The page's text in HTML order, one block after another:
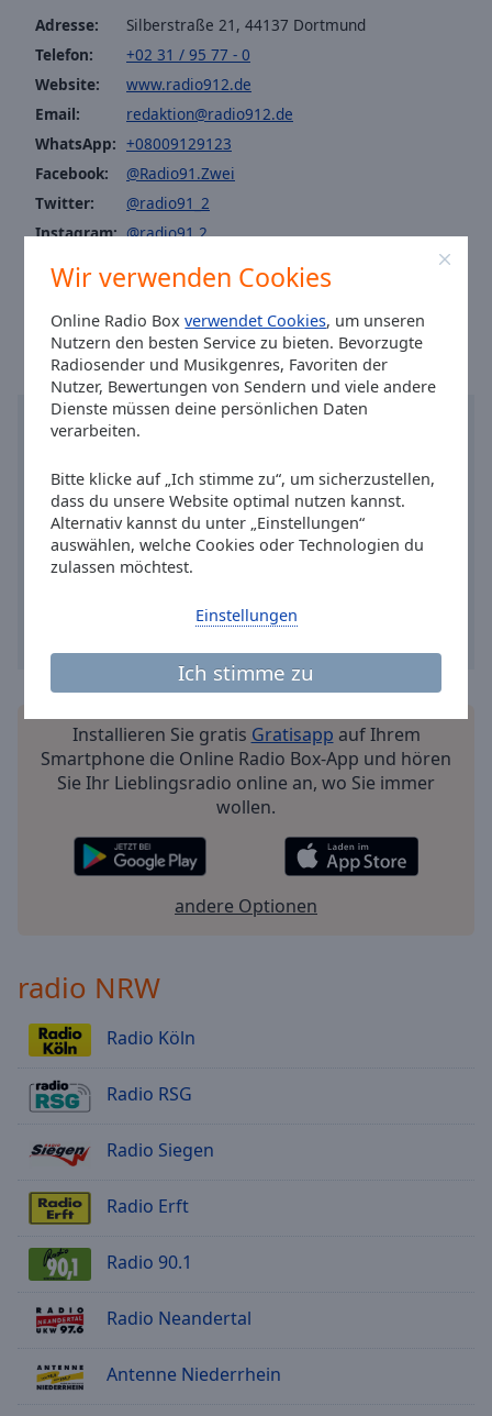
Wir verwenden Cookies
Online Radio Boxverwendet Cookies, um unseren
Nutzern den besten Service zu bieten. Bevorzugte
Radiosender und Musikgenres, Favoriten der
Nutzer, Bewertungen von Sendern und viele andere
Dienste müssen deine persönlichen Daten
verarbeiten.
Bitte klicke auf „Ich stimme zu“, um sicherzustellen,
dass du unsere Website optimal nutzen kannst.
Alternativ kannst du unter „Einstellungen“
auswählen, welche Cookies oder Technologien du
zulassen möchtest.
Ich stimme zu
Einstellungen
Done
Close
Dialog
dialog
window.
Adresse:
Silberstraße 21, 44137 Dortmund
Telefon:
+02 31 / 95 77 - 0
Website:
www.radio912.de
Email:
redaktion@radio912.de
WhatsApp: +08009129123
Facebook:
@Radio91.Zwei
Twitter:
@radio91_2
Instagram: @radio91.2
Ortszeit in Dortmund:11:24 ,08.07.2026
Installieren Sie gratis Gratisapp auf Ihrem
Smartphone die Online Radio Box-App und hören
Sie Ihr Lieblingsradio online an, wo Sie immer
wollen.
andere Optionen
radio NRW
Radio Köln
Radio RSG
Radio Siegen
Radio Erft
Radio 90.1
Radio Neandertal
Antenne Niederrhein